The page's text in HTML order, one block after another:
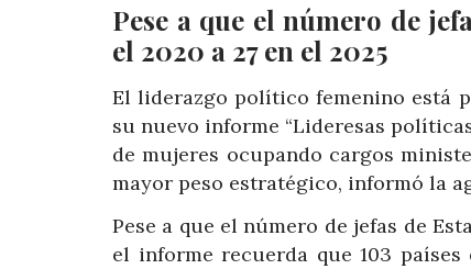
Pese a que el número de
el 2020 a 27 en el 2025
El liderazgo político femenino está
su nuevo informe “Lideresas
de mujeres ocupando cargos
mayor peso estratégico, informó la
Pese a que el número de jefas de
el informe recuerda que 103